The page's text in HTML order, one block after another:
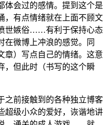
体会过的感情。提到这个是
，有点情绪就在上面不顾文
世嫉俗……有利于保持心态
在微博上冲浪的感觉。同
章）写点自己的情绪。这意
，但此时（书写的这个瞬
之前接触到的各种独立博客
超级小众的爱好，诙谐地讲